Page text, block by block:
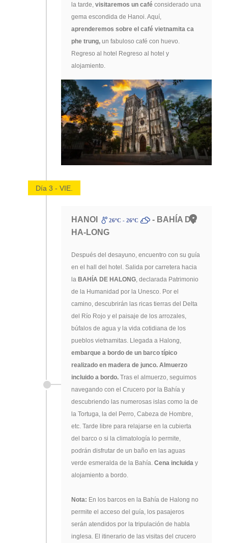
la tarde, visitaremos un café considerado una
gema escondida de Hanoi. Aquí,
aprenderemos sobre el café vietnamita ca
phe trung, un fabuloso café con huevo.
Regreso al hotel Regreso al hotel y
alojamiento.
Día 3 - VIE.
HANOI 26ºC - 26ºC
- BAHÍA DE
HA-LONG
Después del desayuno, encuentro con su guía
en el hall del hotel. Salida por carretera hacia
la BAHÍA DE HALONG, declarada Patrimonio
de la Humanidad por la Unesco. Por el
camino, descubrirán las ricas tierras del Delta
del Río Rojo y el paisaje de los arrozales,
búfalos de agua y la vida cotidiana de los
pueblos vietnamitas. Llegada a Halong,
embarque a bordo de un barco típico
realizado en madera de junco. Almuerzo
incluido a bordo. Tras el almuerzo, seguimos
navegando con el Crucero por la Bahía y
descubriendo las numerosas islas como la de
la Tortuga, la del Perro, Cabeza de Hombre,
etc. Tarde libre para relajarse en la cubierta
del barco o si la climatología lo permite,
podrán disfrutar de un baño en las aguas
verde esmeralda de la Bahía. Cena incluida y
alojamiento a bordo.
Nota: En los barcos en la Bahía de Halong no
permite el acceso del guía, los pasajeros
serán atendidos por la tripulación de habla
inglesa. El itinerario de las visitas del crucero